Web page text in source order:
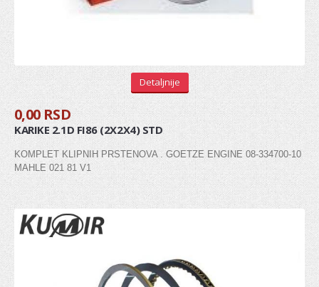
Homokinetički zglob
SISTEM UPRAVLJANJA
Manžetna letve volana
Kraj letve volana (aksijalni zglob)
Kraj spone
Letva volana
POGON / VEŠANJE TOČKOVA
Detaljnije
0,00 RSD
KARIKE 2.1D FI86 (2X2X4) STD
KOMPLET KLIPNIH PRSTENOVA . GOETZE ENGINE 08-334700-10
MAHLE 021 81 V1